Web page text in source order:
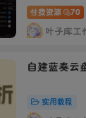
付费资源 70
叶子库工
自建蓝奏云
实用教程